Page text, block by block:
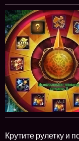
Крутите рулетку и